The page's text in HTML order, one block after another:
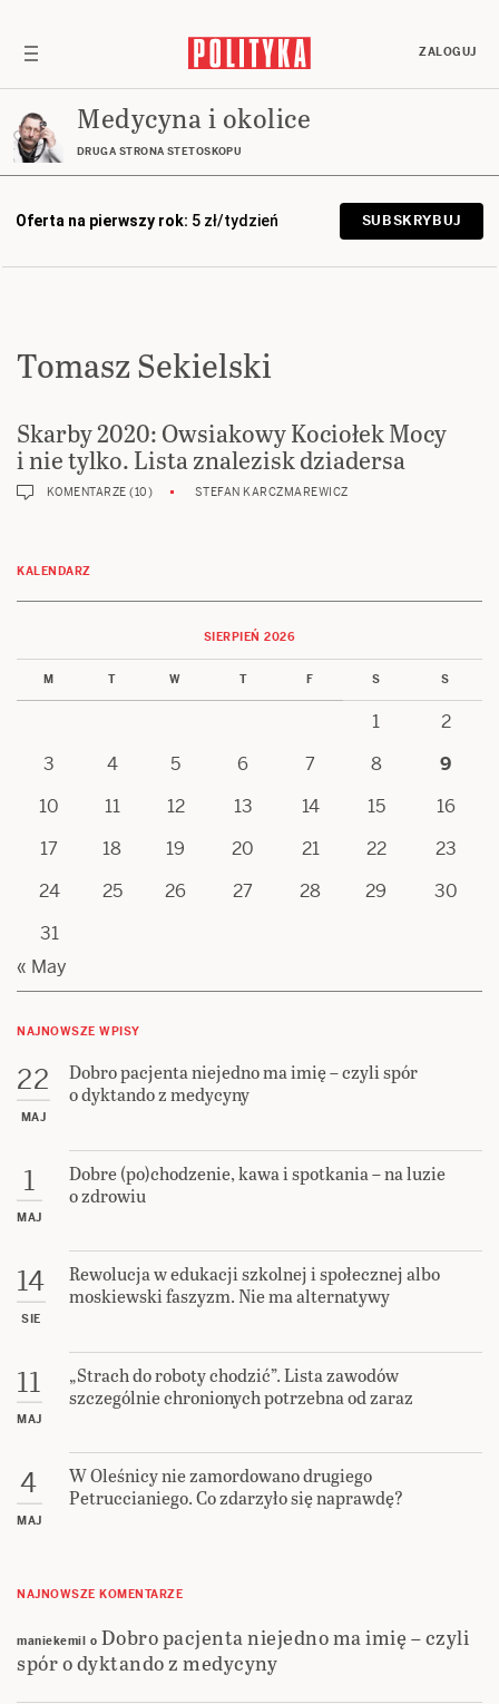
ZALOGUJ
Medycyna i okolice
DRUGA STRONA STETOSKOPU
Oferta na pierwszy rok: 5 zł/tydzień SUBSKRYBUJ
Tomasz Sekielski
Skarby 2020: Owsiakowy Kociołek Mocy
i nie tylko. Lista znalezisk dziadersa
KOMENTARZE (10) STEFAN KARCZMAREWICZ
KALENDARZ
SIERPIEŃ 2026
M T W T F S S
1
2
3
4 5 6 7 8
9
10
11 12 13 14 15
16
17
18 19 20 21 22
23
24
25 26 27 28 29
30
31
« May
NAJNOWSZE WPISY
22
MAJ
Dobro pacjenta niejedno ma imię – czyli spór
o dyktando z medycyny
1
MAJ
Dobre (po)chodzenie, kawa i spotkania – na luzie
o zdrowiu
14
SIE
Rewolucja w edukacji szkolnej i społecznej albo
moskiewski faszyzm. Nie ma alternatywy
11
MAJ
„Strach do roboty chodzić”. Lista zawodów
szczególnie chronionych potrzebna od zaraz
4
MAJ
W Oleśnicy nie zamordowano drugiego
Petruccianiego. Co zdarzyło się naprawdę?
NAJNOWSZE KOMENTARZE
maniekemil o Dobro pacjenta niejedno ma imię – czyli
spór o dyktando z medycyny